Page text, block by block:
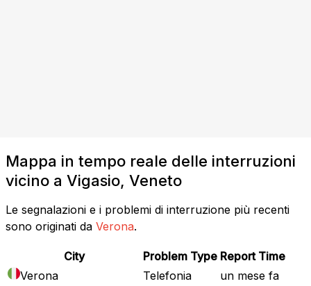
Mappa in tempo reale delle interruzioni
vicino a Vigasio, Veneto
Le segnalazioni e i problemi di interruzione più recenti
sono originati da Verona.
City Problem Type Report Time
Verona
Telefonia
un mese fa